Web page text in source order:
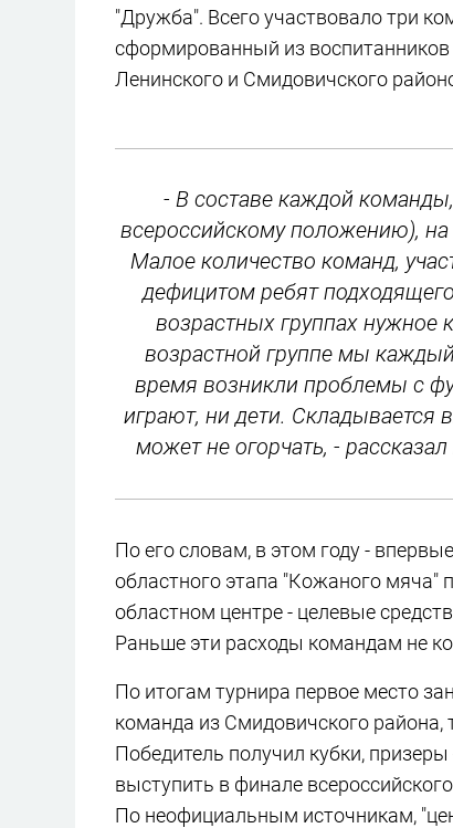
"Дружба". Всего участвовало три
сформированный из
Ленинского и Смидовичского
- В составе каждой
всероссийскому положению),
Малое количество команд,
дефицитом ребят
возрастных группах нужное
возрастной группе мы
время возникли проблемы с
играют, ни дети. Складывается
может не огорчать, -
По его словам, в этом году -
областного этапа "Кожаного мяча"
областном центре - целевые
Раньше эти расходы командам не
По итогам турнира первое место
команда из Смидовичского района,
Победитель получил кубки,
выступить в финале
По неофициальным источникам,